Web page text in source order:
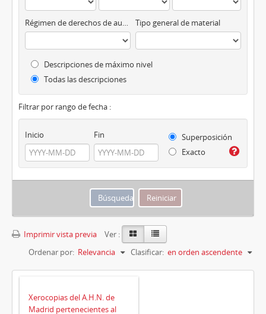
Régimen de derechos de autor Tipo general de material
Descripciones de máximo nivel
Todas las descripciones
Filtrar por rango de fecha :
Inicio Fin
Superposición
Exacto
Imprimir vista previa
Ver :
Ordenar por: Relevancia Clasificar: en orden ascendente
Xerocopias del A.H.N. de
Madrid pertenecientes al